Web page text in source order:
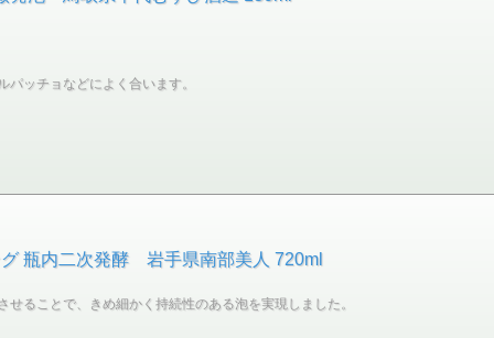
ッチョなどによく合います。
瓶内二次発酵 岩手県南部美人 720ml
ることで、きめ細かく持続性のある泡を実現しました。